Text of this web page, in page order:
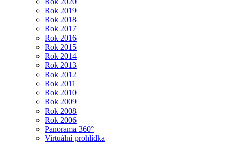
Rok 2019
Rok 2018
Rok 2017
Rok 2016
Rok 2015
Rok 2014
Rok 2013
Rok 2012
Rok 2011
Rok 2010
Rok 2009
Rok 2008
Rok 2006
Panorama 360°
Virtuální prohlídka